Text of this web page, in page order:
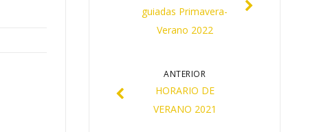
guiadas Primavera-
Verano 2022
ANTERIOR
HORARIO DE
VERANO 2021